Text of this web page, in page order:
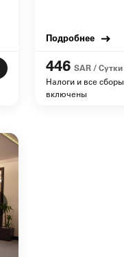
Подробнее
446 SAR / Сутки
Налоги и все сборы
включены